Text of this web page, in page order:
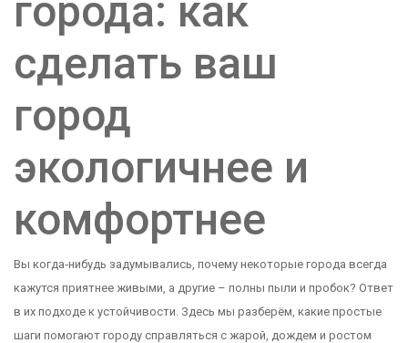
города: как
сделать ваш
город
экологичнее и
комфортнее
Вы когда‑нибудь задумывались, почему некоторые города всегда
кажутся приятнее живыми, а другие – полны пыли и пробок? Ответ
в их подходе к устойчивости. Здесь мы разберём, какие простые
шаги помогают городу справляться с жарой, дождем и ростом